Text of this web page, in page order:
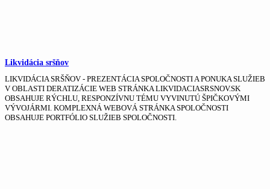
Likvidácia sršňov
LIKVIDÁCIA SRŠŇOV - PREZENTÁCIA SPOLOČNOSTI A PONUKA SLUŽIEB
V OBLASTI DERATIZÁCIE WEB STRÁNKA LIKVIDACIASRSNOV.SK
OBSAHUJE RÝCHLU, RESPONZÍVNU TÉMU VYVINUTÚ ŠPIČKOVÝMI
VÝVOJÁRMI. KOMPLEXNÁ WEBOVÁ STRÁNKA SPOLOČNOSTI
OBSAHUJE PORTFÓLIO SLUŽIEB SPOLOČNOSTI.